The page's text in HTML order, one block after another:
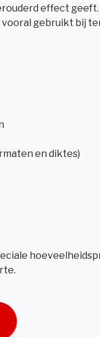
effect
gebruikt bij
en diktes)